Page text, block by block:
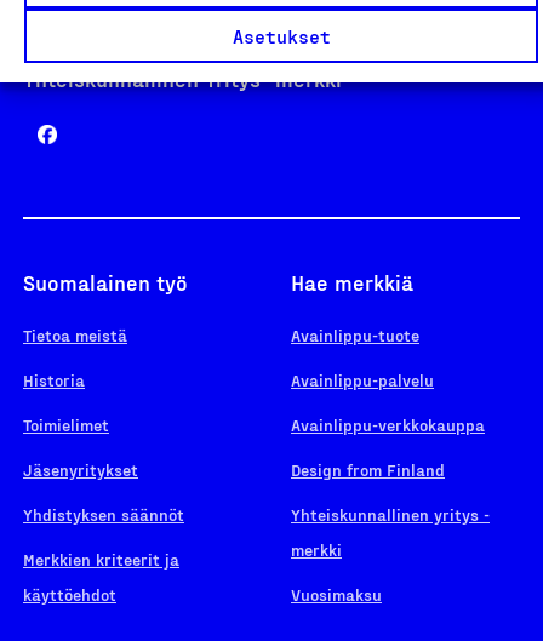
Asetukset
Yhteiskunnallinen Yritys -merkki
Suomalainen työ
Tietoa meistä
Historia
Toimielimet
Jäsenyritykset
Yhdistyksen säännöt
Merkkien kriteerit ja
käyttöehdot
Hae merkkiä
Avainlippu-tuote
Avainlippu-palvelu
Avainlippu-verkkokauppa
Design from Finland
Yhteiskunnallinen yritys -
merkki
Vuosimaksu